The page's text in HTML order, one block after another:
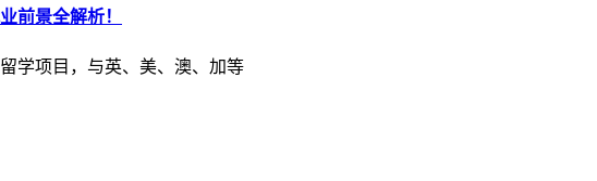
前景全解析！
学项目，与英、美、澳、加等